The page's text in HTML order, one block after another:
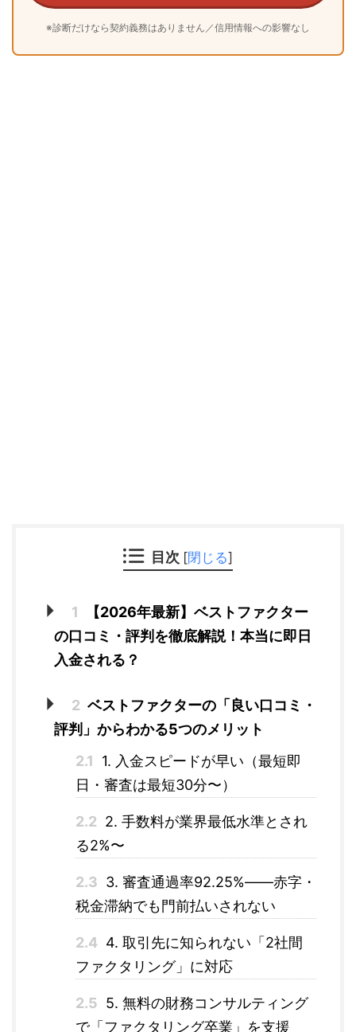
※診断だけなら契約義務はありません／信用情報への影響なし
目次 [閉じる]
1
【2026年最新】ベストファクター
の口コミ・評判を徹底解説！本当に即日
入金される？
2 ベストファクターの「良い口コミ・
評判」からわかる5つのメリット
2.1
1. 入金スピードが早い（最短即
日・審査は最短30分〜）
2.2 2. 手数料が業界最低水準とされ
る2%〜
2.3 3. 審査通過率92.25%――赤字・
税金滞納でも門前払いされない
2.4 4. 取引先に知られない「2社間
ファクタリング」に対応
2.5 5. 無料の財務コンサルティング
で「ファクタリング卒業」を支援